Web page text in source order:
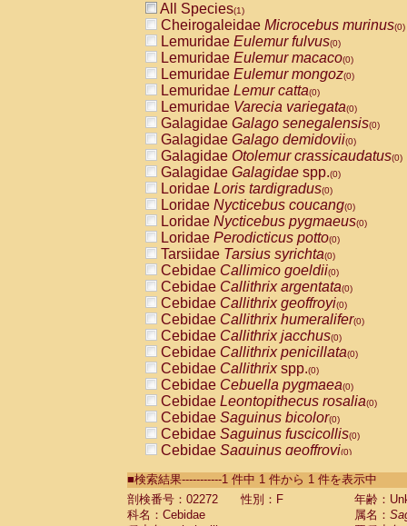
All Species(1)
Cheirogaleidae Microcebus murinus(0)
Lemuridae Eulemur fulvus(0)
Lemuridae Eulemur macaco(0)
Lemuridae Eulemur mongoz(0)
Lemuridae Lemur catta(0)
Lemuridae Varecia variegata(0)
Galagidae Galago senegalensis(0)
Galagidae Galago demidovii(0)
Galagidae Otolemur crassicaudatus(0)
Galagidae Galagidae spp.(0)
Loridae Loris tardigradus(0)
Loridae Nycticebus coucang(0)
Loridae Nycticebus pygmaeus(0)
Loridae Perodicticus potto(0)
Tarsiidae Tarsius syrichta(0)
Cebidae Callimico goeldii(0)
Cebidae Callithrix argentata(0)
Cebidae Callithrix geoffroyi(0)
Cebidae Callithrix humeralifer(0)
Cebidae Callithrix jacchus(0)
Cebidae Callithrix penicillata(0)
Cebidae Callithrixspp.(0)
Cebidae Cebuella pygmaea(0)
Cebidae Leontopithecus rosalia(0)
Cebidae Saguinus bicolor(0)
Cebidae Saguinus fuscicollis(0)
Cebidae Saguinus geoffroyi(0)
CebidaeSaguinus labiatus(0)
Cebidae Saguinus leucopus (0)
Cebidae
■検索結果-----------1 件中 1 件から 1 件を表示中
剖検番号：02272
性別：F
年齢：
科名：Cebidae
属名：